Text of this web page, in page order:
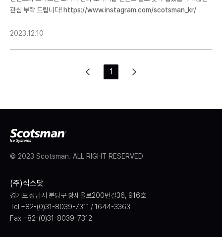
관심 부탁 드립니다! https://www.instagram.com/scotsman_kr/
2023.12.10
1
© 2023 Scotsman. ALL RIGHT RESERVED
(주)식스닷
경기도 성남시 분당구 황새울로200번길36, 916호
Tel +82-(0)31-8039-7311 / 1644-3363
Fax +82-(0)31-8039-7312